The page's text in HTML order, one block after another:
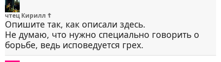
чтец Кирилл ☦
Опишите так, как описали здесь.
Не думаю, что нужно специально говорить о
борьбе, ведь исповедуется грех.